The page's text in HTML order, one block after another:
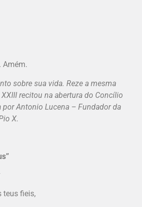
Amém.
sobre sua vida. Reze a mesma
recitou na abertura do Concílio
por Antonio Lucena – Fundador da
X.
teus fieis,